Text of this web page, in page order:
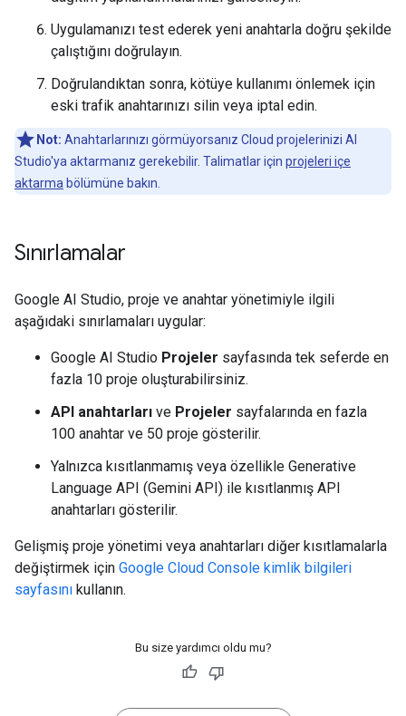
Uygulamanızı test ederek yeni anahtarla doğru şekilde
çalıştığını doğrulayın.
Doğrulandıktan sonra, kötüye kullanımı önlemek için
eski trafik anahtarınızı silin veya iptal edin.
Not: Anahtarlarınızı görmüyorsanız Cloud projelerinizi AI
Studio'ya aktarmanız gerekebilir. Talimatlar için projeleri içe
aktarma bölümüne bakın.
Sınırlamalar
Google AI Studio, proje ve anahtar yönetimiyle ilgili
aşağıdaki sınırlamaları uygular:
Google AI Studio Projeler sayfasında tek seferde en
fazla 10 proje oluşturabilirsiniz.
API anahtarları ve Projeler sayfalarında en fazla
100 anahtar ve 50 proje gösterilir.
Yalnızca kısıtlanmamış veya özellikle Generative
Language API (Gemini API) ile kısıtlanmış API
anahtarları gösterilir.
Gelişmiş proje yönetimi veya anahtarları diğer kısıtlamalarla
değiştirmek için Google Cloud Console kimlik bilgileri
sayfasını kullanın.
Bu size yardımcı oldu mu?